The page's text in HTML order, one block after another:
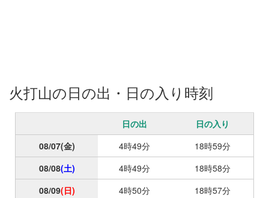
火打山の日の出・日の入り時刻
日の出
日の入り
08/07(金) 4時49分
18時59分
08/08(土) 4時49分
18時58分
08/09(日) 4時50分 18時57分